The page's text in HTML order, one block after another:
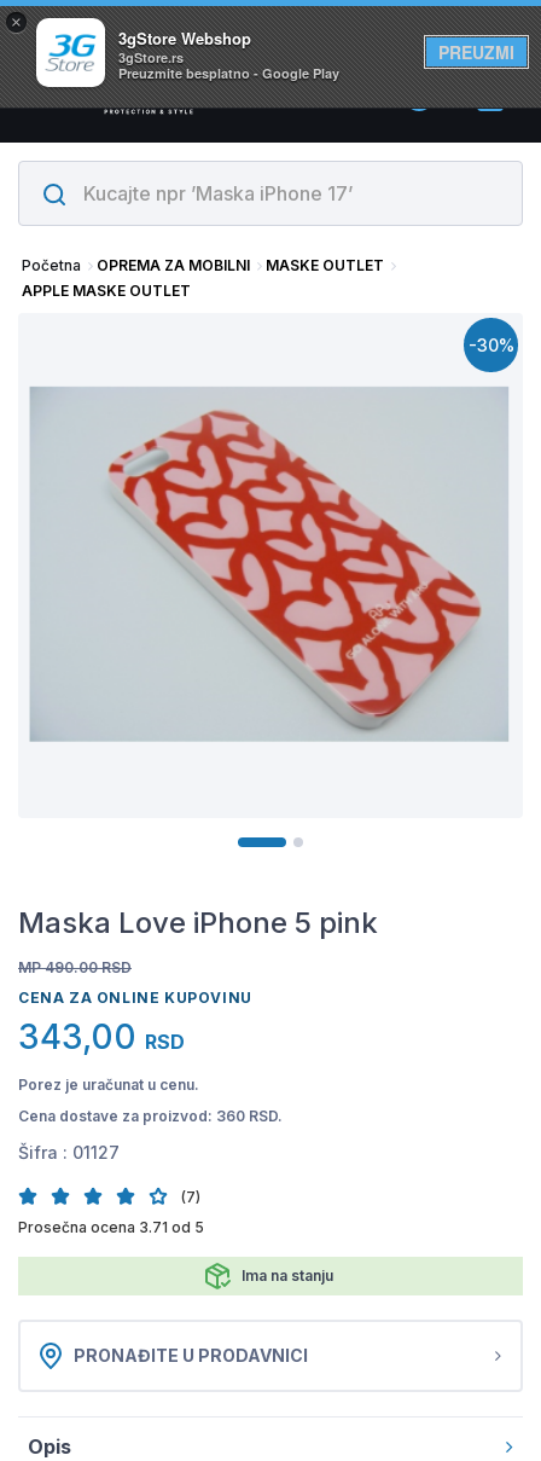
×
3gStore Webshop
3gStore.rs
Preuzmite besplatno - Google Play
PREUZMI
Svi proizvodi su na lageru. Slanje istog dana!
0
Početna OPREMA ZA MOBILNI
MASKE OUTLET
APPLE MASKE OUTLET
-30%
Maska Love iPhone 5 pink
MP 490.00 RSD
CENA ZA ONLINE KUPOVINU
343,00 RSD
Porez je uračunat u cenu.
Cena dostave za proizvod: 360 RSD.
Šifra : 01127
(7)
Prosečna ocena 3.71 od 5
Ima na stanju
PRONAĐITE U PRODAVNICI
Opis